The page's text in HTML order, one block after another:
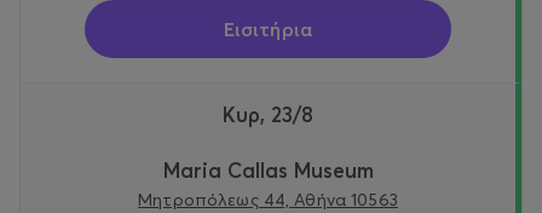
Εισιτήρια
Κυρ, 23/8
Maria Callas Museum
Μητροπόλεως 44, Αθήνα 10563